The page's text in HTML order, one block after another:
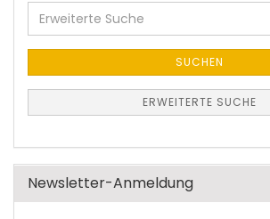
Erweiterte
Suche
SUCHEN
ERWEITERTE SUCHE
Newsletter-Anmeldung